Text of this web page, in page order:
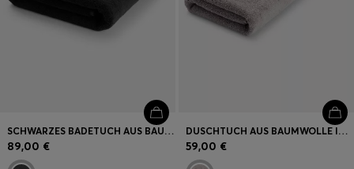
SCHWARZES BADETUCH AUS BAUMWOLLE MIT TONALER LOGO-STICKEREI
89,00 €
DUSCHTUCH AUS BAUMWOLLE IN SILBER MIT LOGO-STICKEREI
59,00 €